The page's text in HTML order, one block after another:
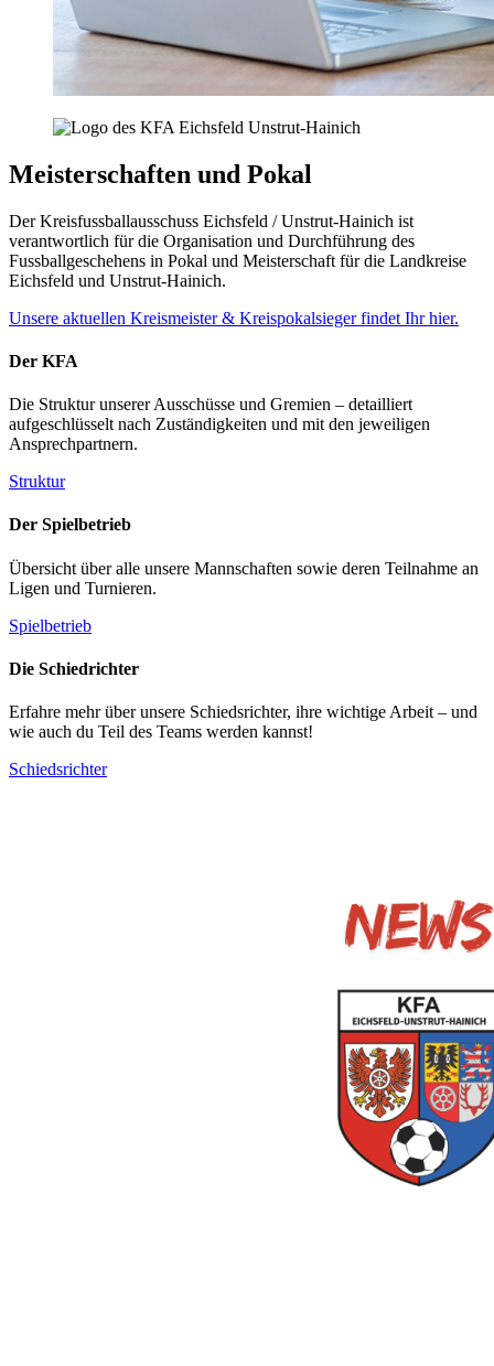
Meisterschaften und Pokal
Der Kreisfussballausschuss Eichsfeld / Unstrut-Hainich ist
verantwortlich für die Organisation und Durchführung des
Fussballgeschehens in Pokal und Meisterschaft für die Landkreise
Eichsfeld und Unstrut-Hainich.
Unsere aktuellen Kreismeister & Kreispokalsieger findet Ihr hier.
Der KFA
Die Struktur unserer Ausschüsse und Gremien – detailliert
aufgeschlüsselt nach Zuständigkeiten und mit den jeweiligen
Ansprechpartnern.
Struktur
Der Spielbetrieb
Übersicht über alle unsere Mannschaften sowie deren Teilnahme an
Ligen und Turnieren.
Spielbetrieb
Die Schiedrichter
Erfahre mehr über unsere Schiedsrichter, ihre wichtige Arbeit – und
wie auch du Teil des Teams werden kannst!
Schiedsrichter